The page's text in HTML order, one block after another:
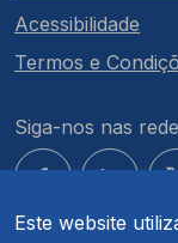
Este website
Acessibilidade
Termos e
Siga-nos nas